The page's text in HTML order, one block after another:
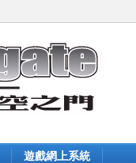
遊戲網上系統